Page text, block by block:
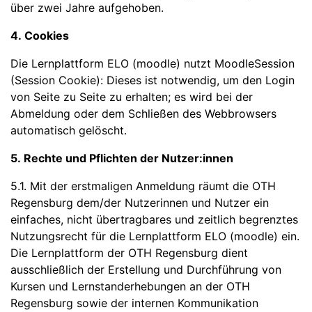
über zwei Jahre aufgehoben.
4. Cookies
Die Lernplattform ELO (moodle) nutzt MoodleSession
(Session Cookie): Dieses ist notwendig, um den Login
von Seite zu Seite zu erhalten; es wird bei der
Abmeldung oder dem Schließen des Webbrowsers
automatisch gelöscht.
5. Rechte und Pflichten der Nutzer:innen
5.1. Mit der erstmaligen Anmeldung räumt die OTH
Regensburg dem/der Nutzerinnen und Nutzer ein
einfaches, nicht übertragbares und zeitlich begrenztes
Nutzungsrecht für die Lernplattform ELO (moodle) ein.
Die Lernplattform der OTH Regensburg dient
ausschließlich der Erstellung und Durchführung von
Kursen und Lernstanderhebungen an der OTH
Regensburg sowie der internen Kommunikation